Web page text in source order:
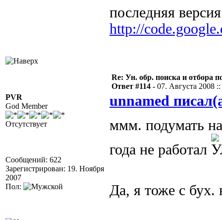
последняя
http://
PVR
God Member
Отсутствует
Сообщений: 622
Зарегистрирован: 19. Ноября
2007
Пол:
Re: Ун. обр. поиска и отбора
Ответ #114 - 07. Августа 2008
unnamed
ммм. подумать
года не работал
Да, я тоже с бух.